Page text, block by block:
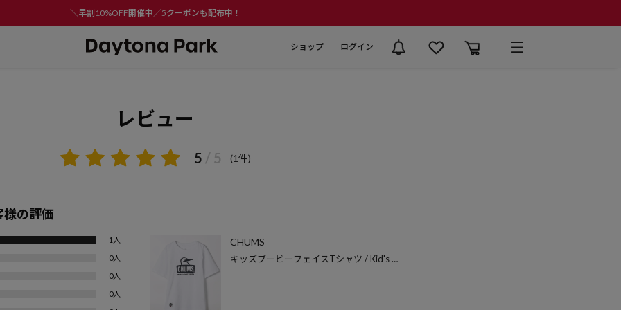
＼早割10%OFF開催中／5クーポンも配布中！
ショップ ログイン
レビュー
5 / 5 (1件)
様の評価
1人
0人
0人
0人
CHUMS
キッズブービーフェイスTシャツ / Kid's B